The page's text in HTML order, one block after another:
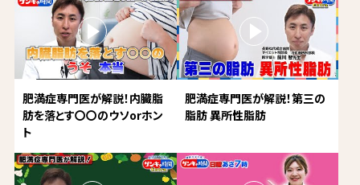
肥満症専門医が解説！内臓脂
肪を落とす〇〇のウソorホン
ト
肥満症専門医が解説！第三の
脂肪 異所性脂肪